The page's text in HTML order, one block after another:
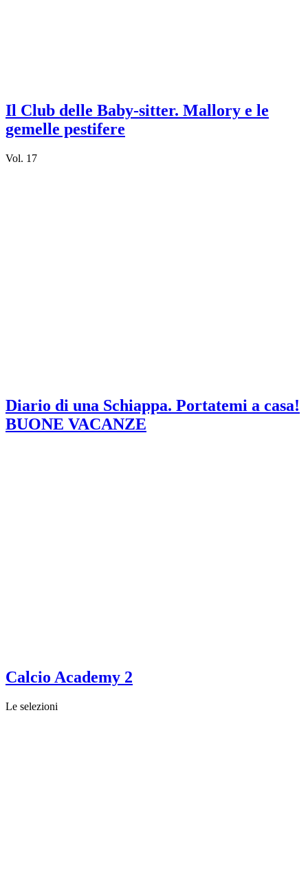
Il Club delle Baby-sitter. Mallory e le
gemelle pestifere
Vol. 17
Diario di una Schiappa. Portatemi a casa!
BUONE VACANZE
Calcio Academy 2
Le selezioni